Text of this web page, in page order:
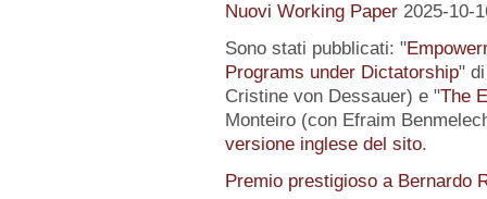
Nuovi Working Paper 2025-10-
Sono stati pubblicati: "
Programs under Dictatorship"
Cristine von Dessauer) e "The
Monteiro (con Efraim
versione inglese del sito.
Premio prestigioso a Bernardo